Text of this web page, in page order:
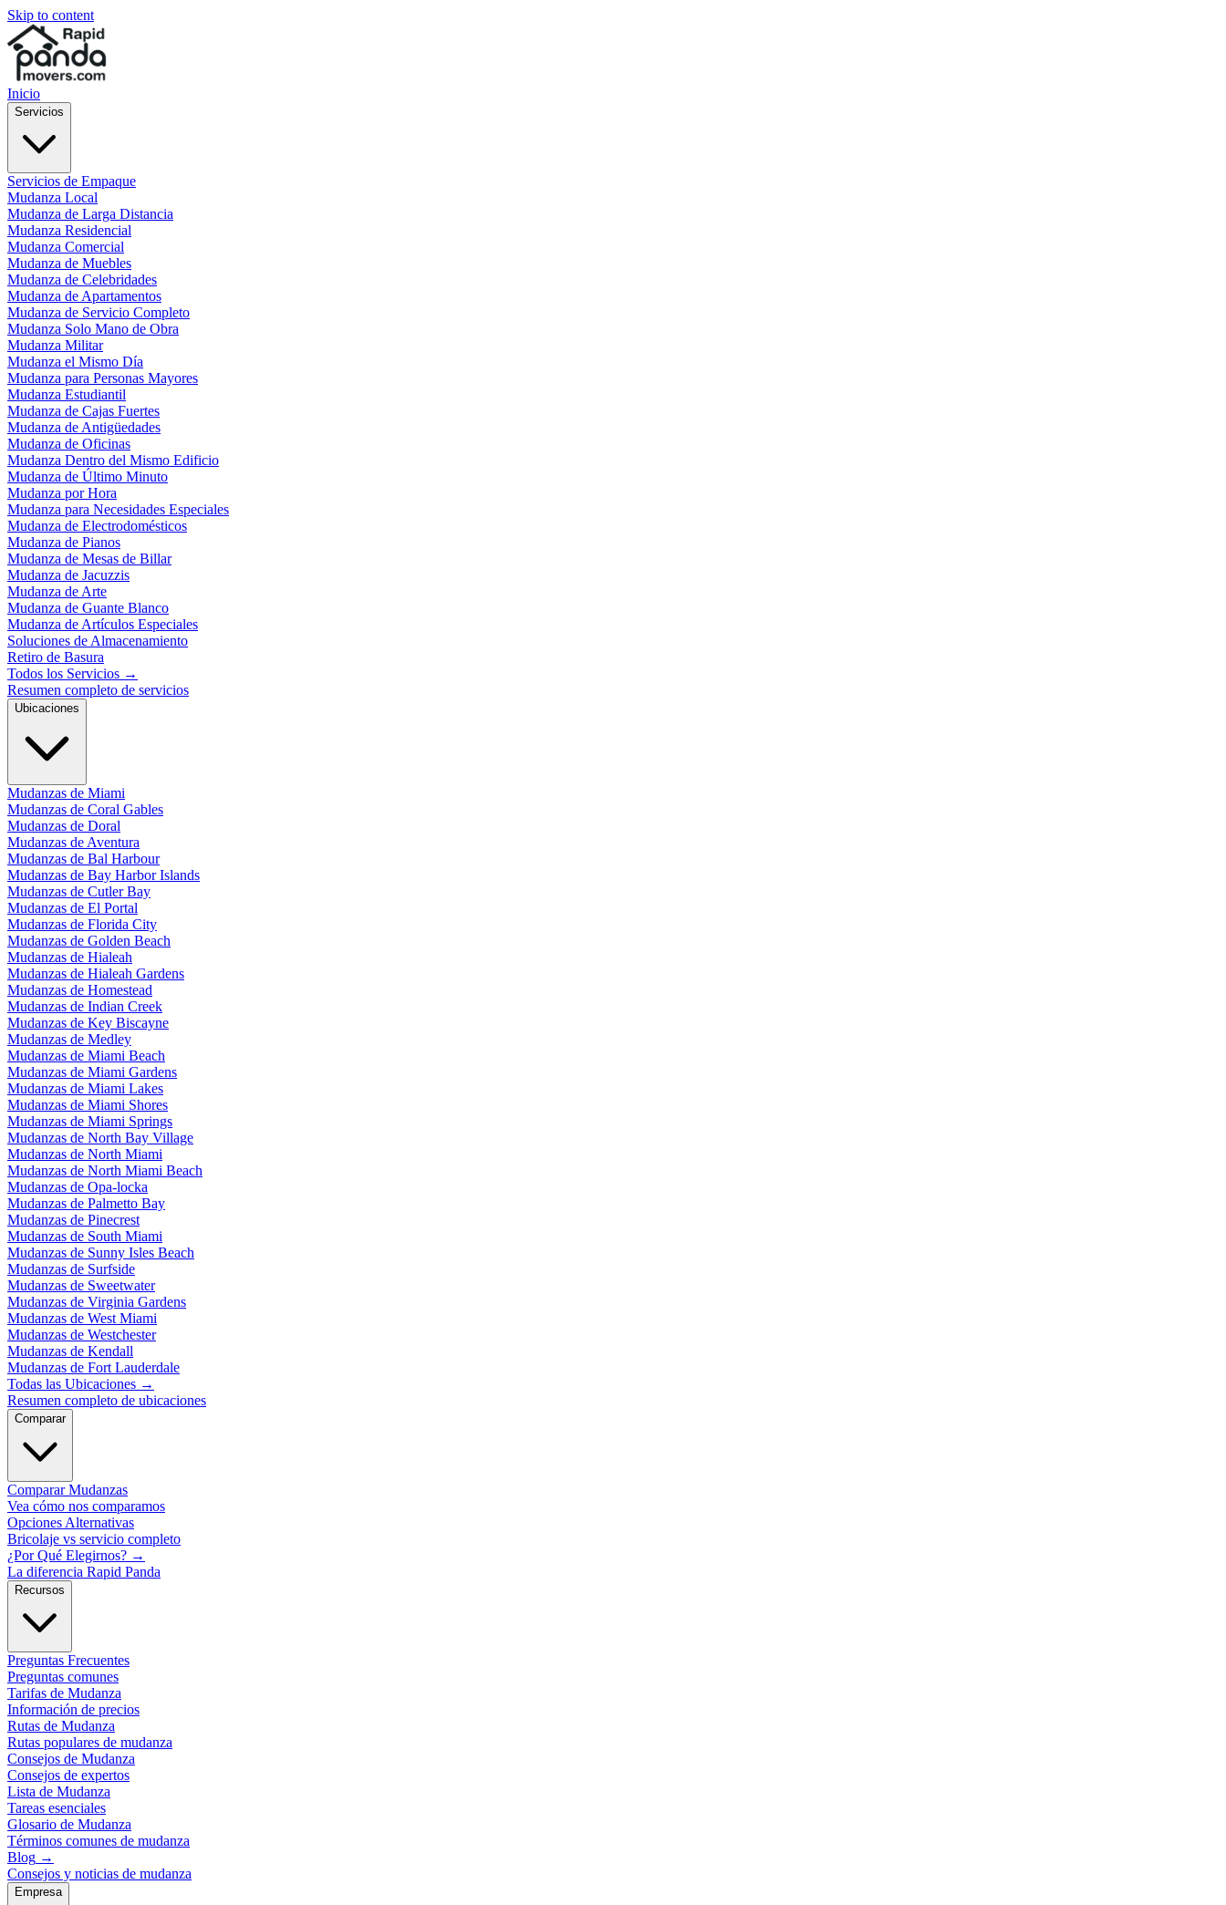
Skip to content
Inicio
Servicios
Servicios de Empaque
Mudanza Local
Mudanza de Larga Distancia
Mudanza Residencial
Mudanza Comercial
Mudanza de Muebles
Mudanza de Celebridades
Mudanza de Apartamentos
Mudanza de Servicio Completo
Mudanza Solo Mano de Obra
Mudanza Militar
Mudanza el Mismo Día
Mudanza para Personas Mayores
Mudanza Estudiantil
Mudanza de Cajas Fuertes
Mudanza de Antigüedades
Mudanza de Oficinas
Mudanza Dentro del Mismo Edificio
Mudanza de Último Minuto
Mudanza por Hora
Mudanza para Necesidades Especiales
Mudanza de Electrodomésticos
Mudanza de Pianos
Mudanza de Mesas de Billar
Mudanza de Jacuzzis
Mudanza de Arte
Mudanza de Guante Blanco
Mudanza de Artículos Especiales
Soluciones de Almacenamiento
Retiro de Basura
Todos los Servicios →
Resumen completo de servicios
Ubicaciones
Mudanzas de Miami
Mudanzas de Coral Gables
Mudanzas de Doral
Mudanzas de Aventura
Mudanzas de Bal Harbour
Mudanzas de Bay Harbor Islands
Mudanzas de Cutler Bay
Mudanzas de El Portal
Mudanzas de Florida City
Mudanzas de Golden Beach
Mudanzas de Hialeah
Mudanzas de Hialeah Gardens
Mudanzas de Homestead
Mudanzas de Indian Creek
Mudanzas de Key Biscayne
Mudanzas de Medley
Mudanzas de Miami Beach
Mudanzas de Miami Gardens
Mudanzas de Miami Lakes
Mudanzas de Miami Shores
Mudanzas de Miami Springs
Mudanzas de North Bay Village
Mudanzas de North Miami
Mudanzas de North Miami Beach
Mudanzas de Opa-locka
Mudanzas de Palmetto Bay
Mudanzas de Pinecrest
Mudanzas de South Miami
Mudanzas de Sunny Isles Beach
Mudanzas de Surfside
Mudanzas de Sweetwater
Mudanzas de Virginia Gardens
Mudanzas de West Miami
Mudanzas de Westchester
Mudanzas de Kendall
Mudanzas de Fort Lauderdale
Todas las Ubicaciones →
Resumen completo de ubicaciones
Comparar
Comparar Mudanzas
Vea cómo nos comparamos
Opciones Alternativas
Bricolaje vs servicio completo
¿Por Qué Elegirnos? →
La diferencia Rapid Panda
Recursos
Preguntas Frecuentes
Preguntas comunes
Tarifas de Mudanza
Información de precios
Rutas de Mudanza
Rutas populares de mudanza
Consejos de Mudanza
Consejos de expertos
Lista de Mudanza
Tareas esenciales
Glosario de Mudanza
Términos comunes de mudanza
Blog →
Consejos y noticias de mudanza
Empresa